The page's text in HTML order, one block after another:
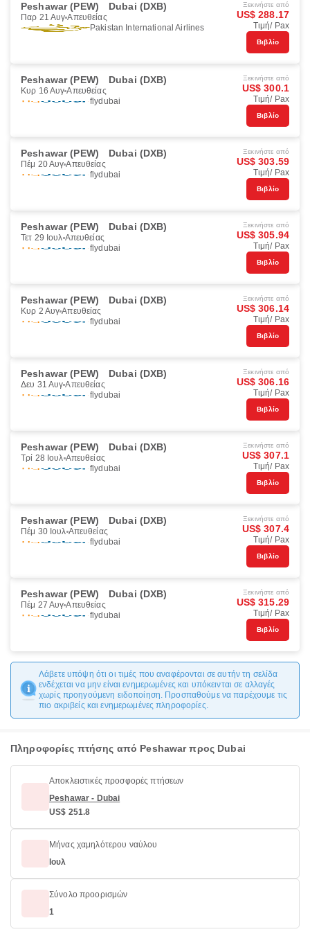
Peshawar (PEW) Dubai (DXB)
Παρ 21 Αυγ Απευθείας
Pakistan International Airlines
Ξεκινήστε από
US$ 288.17
Τιμή/ Pax
Βιβλίο
Peshawar (PEW) Dubai (DXB)
Κυρ 16 Αυγ Απευθείας
flydubai
Ξεκινήστε από
US$ 300.1
Τιμή/ Pax
Βιβλίο
Peshawar (PEW) Dubai (DXB)
Πέμ 20 Αυγ Απευθείας
flydubai
Ξεκινήστε από
US$ 303.59
Τιμή/ Pax
Βιβλίο
Peshawar (PEW) Dubai (DXB)
Τετ 29 Ιουλ Απευθείας
flydubai
Ξεκινήστε από
US$ 305.94
Τιμή/ Pax
Βιβλίο
Peshawar (PEW) Dubai (DXB)
Κυρ 2 Αυγ Απευθείας
flydubai
Ξεκινήστε από
US$ 306.14
Τιμή/ Pax
Βιβλίο
Peshawar (PEW) Dubai (DXB)
Δευ 31 Αυγ Απευθείας
flydubai
Ξεκινήστε από
US$ 306.16
Τιμή/ Pax
Βιβλίο
Peshawar (PEW) Dubai (DXB)
Τρί 28 Ιουλ Απευθείας
flydubai
Ξεκινήστε από
US$ 307.1
Τιμή/ Pax
Βιβλίο
Peshawar (PEW) Dubai (DXB)
Πέμ 30 Ιουλ Απευθείας
flydubai
Ξεκινήστε από
US$ 307.4
Τιμή/ Pax
Βιβλίο
Peshawar (PEW) Dubai (DXB)
Πέμ 27 Αυγ Απευθείας
flydubai
Ξεκινήστε από
US$ 315.29
Τιμή/ Pax
Βιβλίο
Λάβετε υπόψη ότι οι τιμές που αναφέρονται σε αυτήν τη σελίδα
ενδέχεται να μην είναι ενημερωμένες και υπόκεινται σε αλλαγές
χωρίς προηγούμενη ειδοποίηση. Προσπαθούμε να παρέχουμε τις
πιο ακριβείς και ενημερωμένες πληροφορίες.
Πληροφορίες πτήσης από Peshawar προς Dubai
Αποκλειστικές προσφορές πτήσεων
Peshawar - Dubai
US$ 251.8
Μήνας χαμηλότερου ναύλου
Ιουλ
Σύνολο προορισμών
1